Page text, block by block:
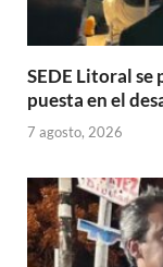
SEDE Litoral se
puesta en el
7 agosto, 2026